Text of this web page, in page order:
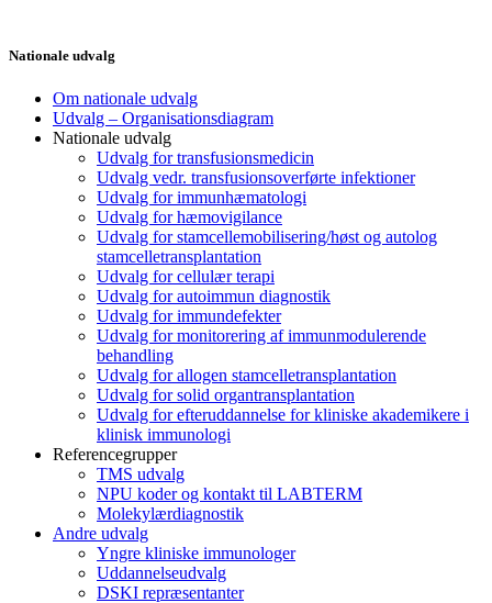
Nationale udvalg
Om nationale udvalg
Udvalg – Organisationsdiagram
Nationale udvalg
Udvalg for transfusionsmedicin
Udvalg vedr. transfusionsoverførte infektioner
Udvalg for immunhæmatologi
Udvalg for hæmovigilance
Udvalg for stamcellemobilisering/høst og autolog
stamcelletransplantation
Udvalg for cellulær terapi
Udvalg for autoimmun diagnostik
Udvalg for immundefekter
Udvalg for monitorering af immunmodulerende
behandling
Udvalg for allogen stamcelletransplantation
Udvalg for solid organtransplantation
Udvalg for efteruddannelse for kliniske akademikere i
klinisk immunologi
Referencegrupper
TMS udvalg
NPU koder og kontakt til LABTERM
Molekylærdiagnostik
Andre udvalg
Yngre kliniske immunologer
Uddannelseudvalg
DSKI repræsentanter